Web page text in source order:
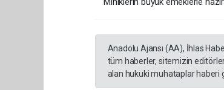
Anadolu Ajansı (AA), İhlas
tüm haberler, sitemizin
alan hukuki muhataplar haberi